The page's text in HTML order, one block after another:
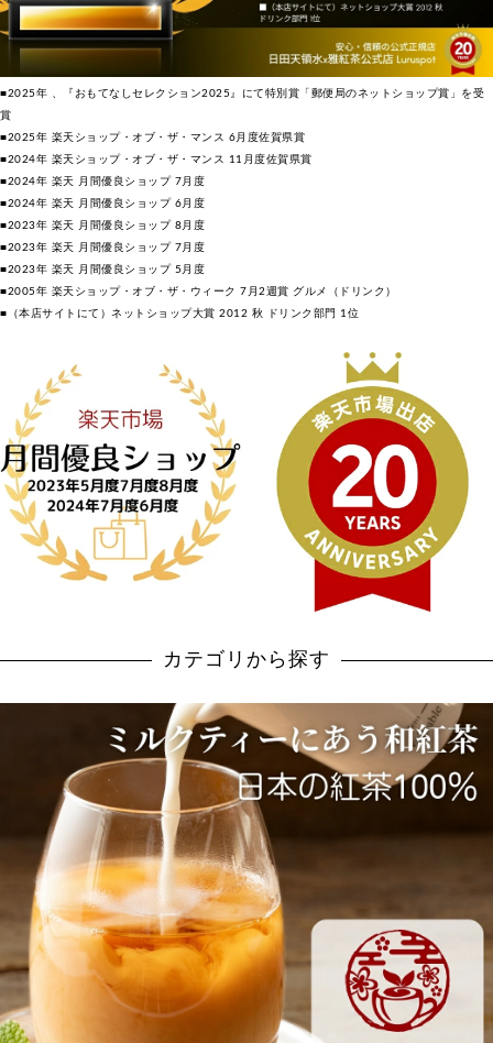
■2025年 、『おもてなしセレクション2025』にて特別賞「郵便局のネットショップ賞」を受
賞
■2025年 楽天ショップ・オブ・ザ・マンス 6月度佐賀県賞
■2024年 楽天ショップ・オブ・ザ・マンス 11月度佐賀県賞
■2024年 楽天 月間優良ショップ 7月度
■2024年 楽天 月間優良ショップ 6月度
■2023年 楽天 月間優良ショップ 8月度
■2023年 楽天 月間優良ショップ 7月度
■2023年 楽天 月間優良ショップ 5月度
■2005年 楽天ショップ・オブ・ザ・ウィーク 7月2週賞 グルメ（ドリンク）
■（本店サイトにて）ネットショップ大賞 2012 秋 ドリンク部門 1位
カテゴリから探す